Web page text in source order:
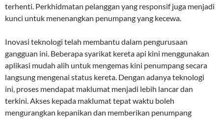
terhenti. Perkhidmatan pelanggan yang responsif juga menjadi
kunci untuk menenangkan penumpang yang kecewa.
Inovasi teknologi telah membantu dalam pengurusaan
gangguan ini. Beberapa syarikat kereta api kini menggunakan
aplikasi mudah alih untuk mengemas kini penumpang secara
langsung mengenai status kereta. Dengan adanya teknologi
ini, proses mendapat maklumat menjadi lebih lancar dan
terkini. Akses kepada maklumat tepat waktu boleh
mengurangkan kepanikan dan memberikan penumpang